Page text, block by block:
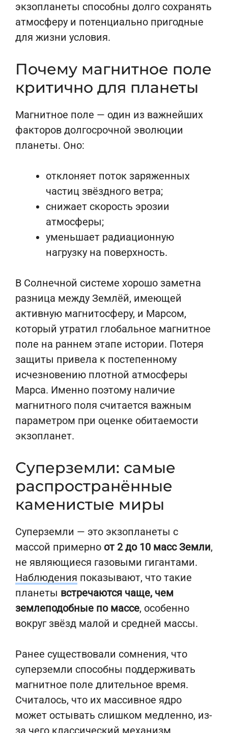
экзопланеты способны долго сохранять
атмосферу и потенциально пригодные
для жизни условия.
Почему магнитное поле
критично для планеты
Магнитное поле — один из важнейших
факторов долгосрочной эволюции
планеты. Оно:
отклоняет поток заряженных
частиц звёздного ветра;
снижает скорость эрозии
атмосферы;
уменьшает радиационную
нагрузку на поверхность.
В Солнечной системе хорошо заметна
разница между Землёй, имеющей
активную магнитосферу, и Марсом,
который утратил глобальное магнитное
поле на раннем этапе истории. Потеря
защиты привела к постепенному
исчезновению плотной атмосферы
Марса. Именно поэтому наличие
магнитного поля считается важным
параметром при оценке обитаемости
экзопланет.
Суперземли: самые
распространённые
каменистые миры
Суперземли — это экзопланеты с
массой примерно от 2 до 10 масс Земли,
не являющиеся газовыми гигантами.
Наблюдения показывают, что такие
планеты встречаются чаще, чем
землеподобные по массе, особенно
вокруг звёзд малой и средней массы.
Ранее существовали сомнения, что
суперземли способны поддерживать
магнитное поле длительное время.
Считалось, что их массивное ядро
может остывать слишком медленно, из-
за чего классический механизм